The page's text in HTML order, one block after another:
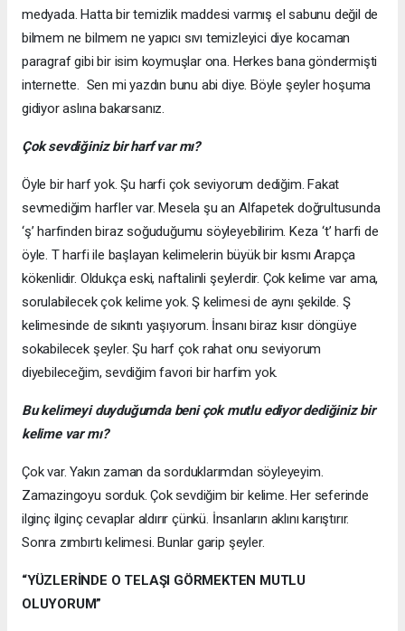
medyada. Hatta bir temizlik maddesi varmış el sabunu değil de
bilmem ne bilmem ne yapıcı sıvı temizleyici diye kocaman
paragraf gibi bir isim koymuşlar ona. Herkes bana göndermişti
internette. Sen mi yazdın bunu abi diye. Böyle şeyler hoşuma
gidiyor aslına bakarsanız.
Çok sevdiğiniz bir harf var mı?
Öyle bir harf yok. Şu harfi çok seviyorum dediğim. Fakat
sevmediğim harfler var. Mesela şu an Alfapetek doğrultusunda
‘ş’ harfinden biraz soğuduğumu söyleyebilirim. Keza ‘t’ harfi de
öyle. T harfi ile başlayan kelimelerin büyük bir kısmı Arapça
kökenlidir. Oldukça eski, naftalinli şeylerdir. Çok kelime var ama,
sorulabilecek çok kelime yok. Ş kelimesi de aynı şekilde. Ş
kelimesinde de sıkıntı yaşıyorum. İnsanı biraz kısır döngüye
sokabilecek şeyler. Şu harf çok rahat onu seviyorum
diyebileceğim, sevdiğim favori bir harfim yok.
Bu kelimeyi duyduğumda beni çok mutlu ediyor dediğiniz bir
kelime var mı?
Çok var. Yakın zaman da sorduklarımdan söyleyeyim.
Zamazingoyu sorduk. Çok sevdiğim bir kelime. Her seferinde
ilginç ilginç cevaplar aldırır çünkü. İnsanların aklını karıştırır.
Sonra zımbırtı kelimesi. Bunlar garip şeyler.
“YÜZLERİNDE O TELAŞI GÖRMEKTEN MUTLU
OLUYORUM”